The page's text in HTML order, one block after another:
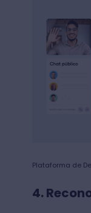
Plataforma de
4.